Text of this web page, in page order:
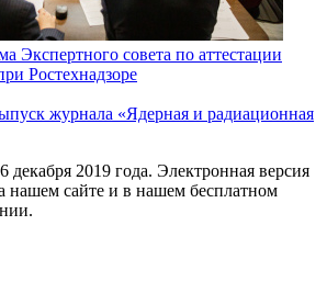
Экспертного совета по аттестации
Ростехнадзоре
журнала «Ядерная и радиационная
декабря 2019 года. Электронная версия
нашем сайте и в нашем бесплатном